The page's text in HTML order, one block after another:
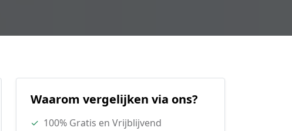
Waarom vergelijken via ons?
✓ 100% Gratis en Vrijblijvend